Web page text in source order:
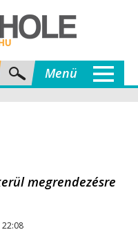
Menü
megrendezésre